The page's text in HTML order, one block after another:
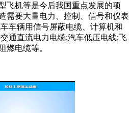
飞机等是今后我国重点发展的项
需要大量电力、控制、信号和仪表
车辆用信号屏蔽电缆、计算机和
通直流电力电缆;汽车低压电线;飞
燃电缆等。